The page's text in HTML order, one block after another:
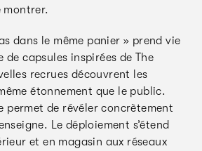
dans le même panier » prend vie
de capsules inspirées de The
recrues découvrent les
étonnement que le public.
permet de révéler concrètement
Le déploiement s’étend
et en magasin aux réseaux